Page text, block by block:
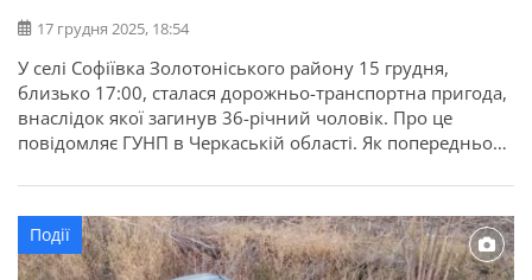
17 грудня 2025, 18:54
У селі Софіївка Золотоніського району 15 грудня,
близько 17:00, сталася дорожньо-транспортна пригода,
внаслідок якої загинув 36-річний чоловік. Про це
повідомляє ГУНП в Черкаській області. Як попередньо
«Renault Kangoo», рухаючись вулицею Черкаський Шлях,
після зустрічного роз’їзду з вантажівкою скоїв наїзд на
пішохода. Постраждалого з тілесними ушкодженнями
госпіталізували до лікарні, де від […]
Події